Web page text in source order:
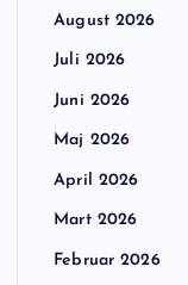
August 2026
Juli 2026
Juni 2026
Maj 2026
April 2026
Mart 2026
Februar 2026